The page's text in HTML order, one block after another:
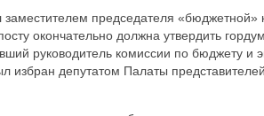
председателя
окончательно должна утвердить
руководитель комиссии по бюджету и
избран депутатом Палаты